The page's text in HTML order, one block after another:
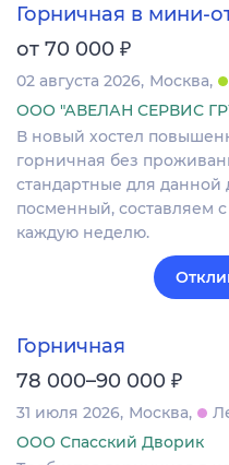
Горничная в мини-
от 70 000 ₽
02 августа 2026 Москва
ООО "АВЕЛАН СЕРВИС
В новый хостел
горничная без
стандартные для данной
посменный, составляем
каждую неделю.
Горничная
78 000–90 000 ₽
31 июля 2026 Москва
ООО Спасский Дворик